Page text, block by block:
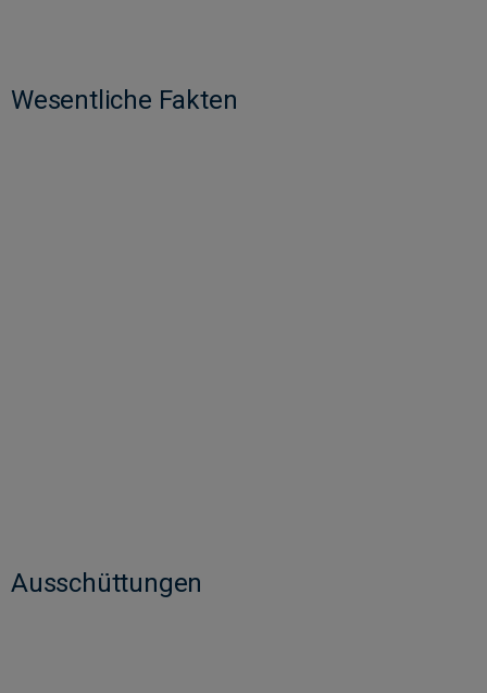
Wesentliche Fakten
Ausschüttungen